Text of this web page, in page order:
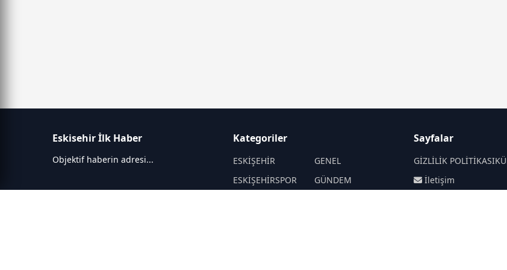
Eskisehir İlk Haber
Objektif haberin adresi...
Kategoriler
ESKİŞEHİR
GENEL
ESKİŞEHİRSPOR
GÜNDEM
Sayfalar
GİZLİLİK POLİTİKASI
İletişim